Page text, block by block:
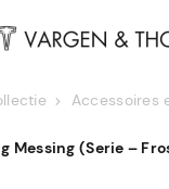
Accessoires
Messing (Serie –